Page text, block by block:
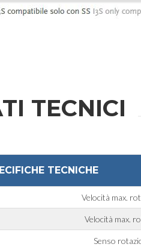
Regione
applicabile
TECNICI
TECNICHE
Velocità max.
Velocità max.
Senso